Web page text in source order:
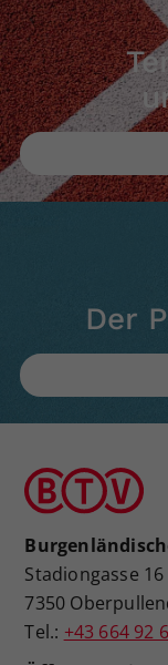
Der
Stadiongasse 16
7350
Tel.: +43 664 92